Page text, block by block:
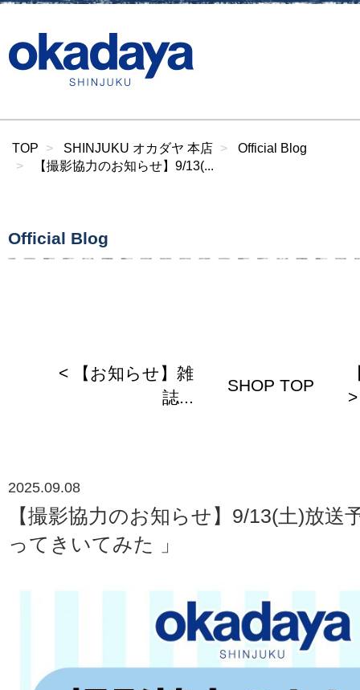
TOP SHINJUKU オカダヤ 本店
Official Blog
【撮影協力のお知らせ】9/13(...
Official Blog
< 【お知らせ】雑
誌...
SHOP TOP
>
2025.09.08
【撮影協力のお知らせ】9/13(土)放送
ってきいてみた 」